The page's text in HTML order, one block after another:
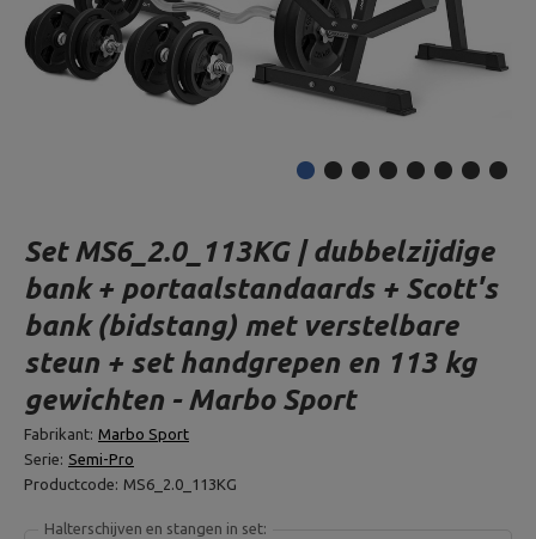
Set MS6_2.0_113KG | dubbelzijdige
bank + portaalstandaards + Scott's
bank (bidstang) met verstelbare
steun + set handgrepen en 113 kg
gewichten - Marbo Sport
Fabrikant: Marbo Sport
Serie: Semi-Pro
Productcode: MS6_2.0_113KG
Halterschijven en stangen in set: